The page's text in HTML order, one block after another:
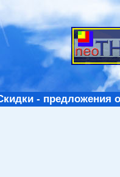
- предложения